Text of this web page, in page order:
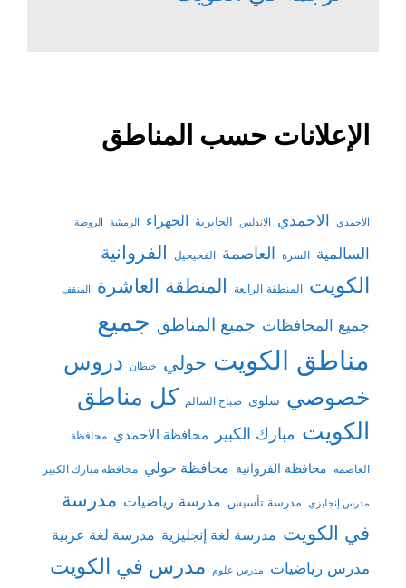
الإعلانات حسب المناطق
الأحمدي الاحمدي الاندلس الجابرية الجهراء الرميثية الروضة
السالمية السرة العاصمة الفحيحيل الفروانية
الكويت المنطقة الرابعة المنطقة العاشرة المنقف
جميع المحافظات جميع المناطق جميع
مناطق الكويت حولي خيطان دروس
خصوصي سلوى صباح السالم كل مناطق
الكويت مبارك الكبير محافظة الاحمدي محافظة
العاصمة محافظة الفروانية محافظة حولي محافظة مبارك الكبير
مدرس إنجليزي مدرسة تأسيس مدرسة رياضيات مدرسة
في الكويت مدرسة لغة إنجليزية مدرسة لغة عربية
مدرس رياضيات مدرس علوم مدرس في الكويت